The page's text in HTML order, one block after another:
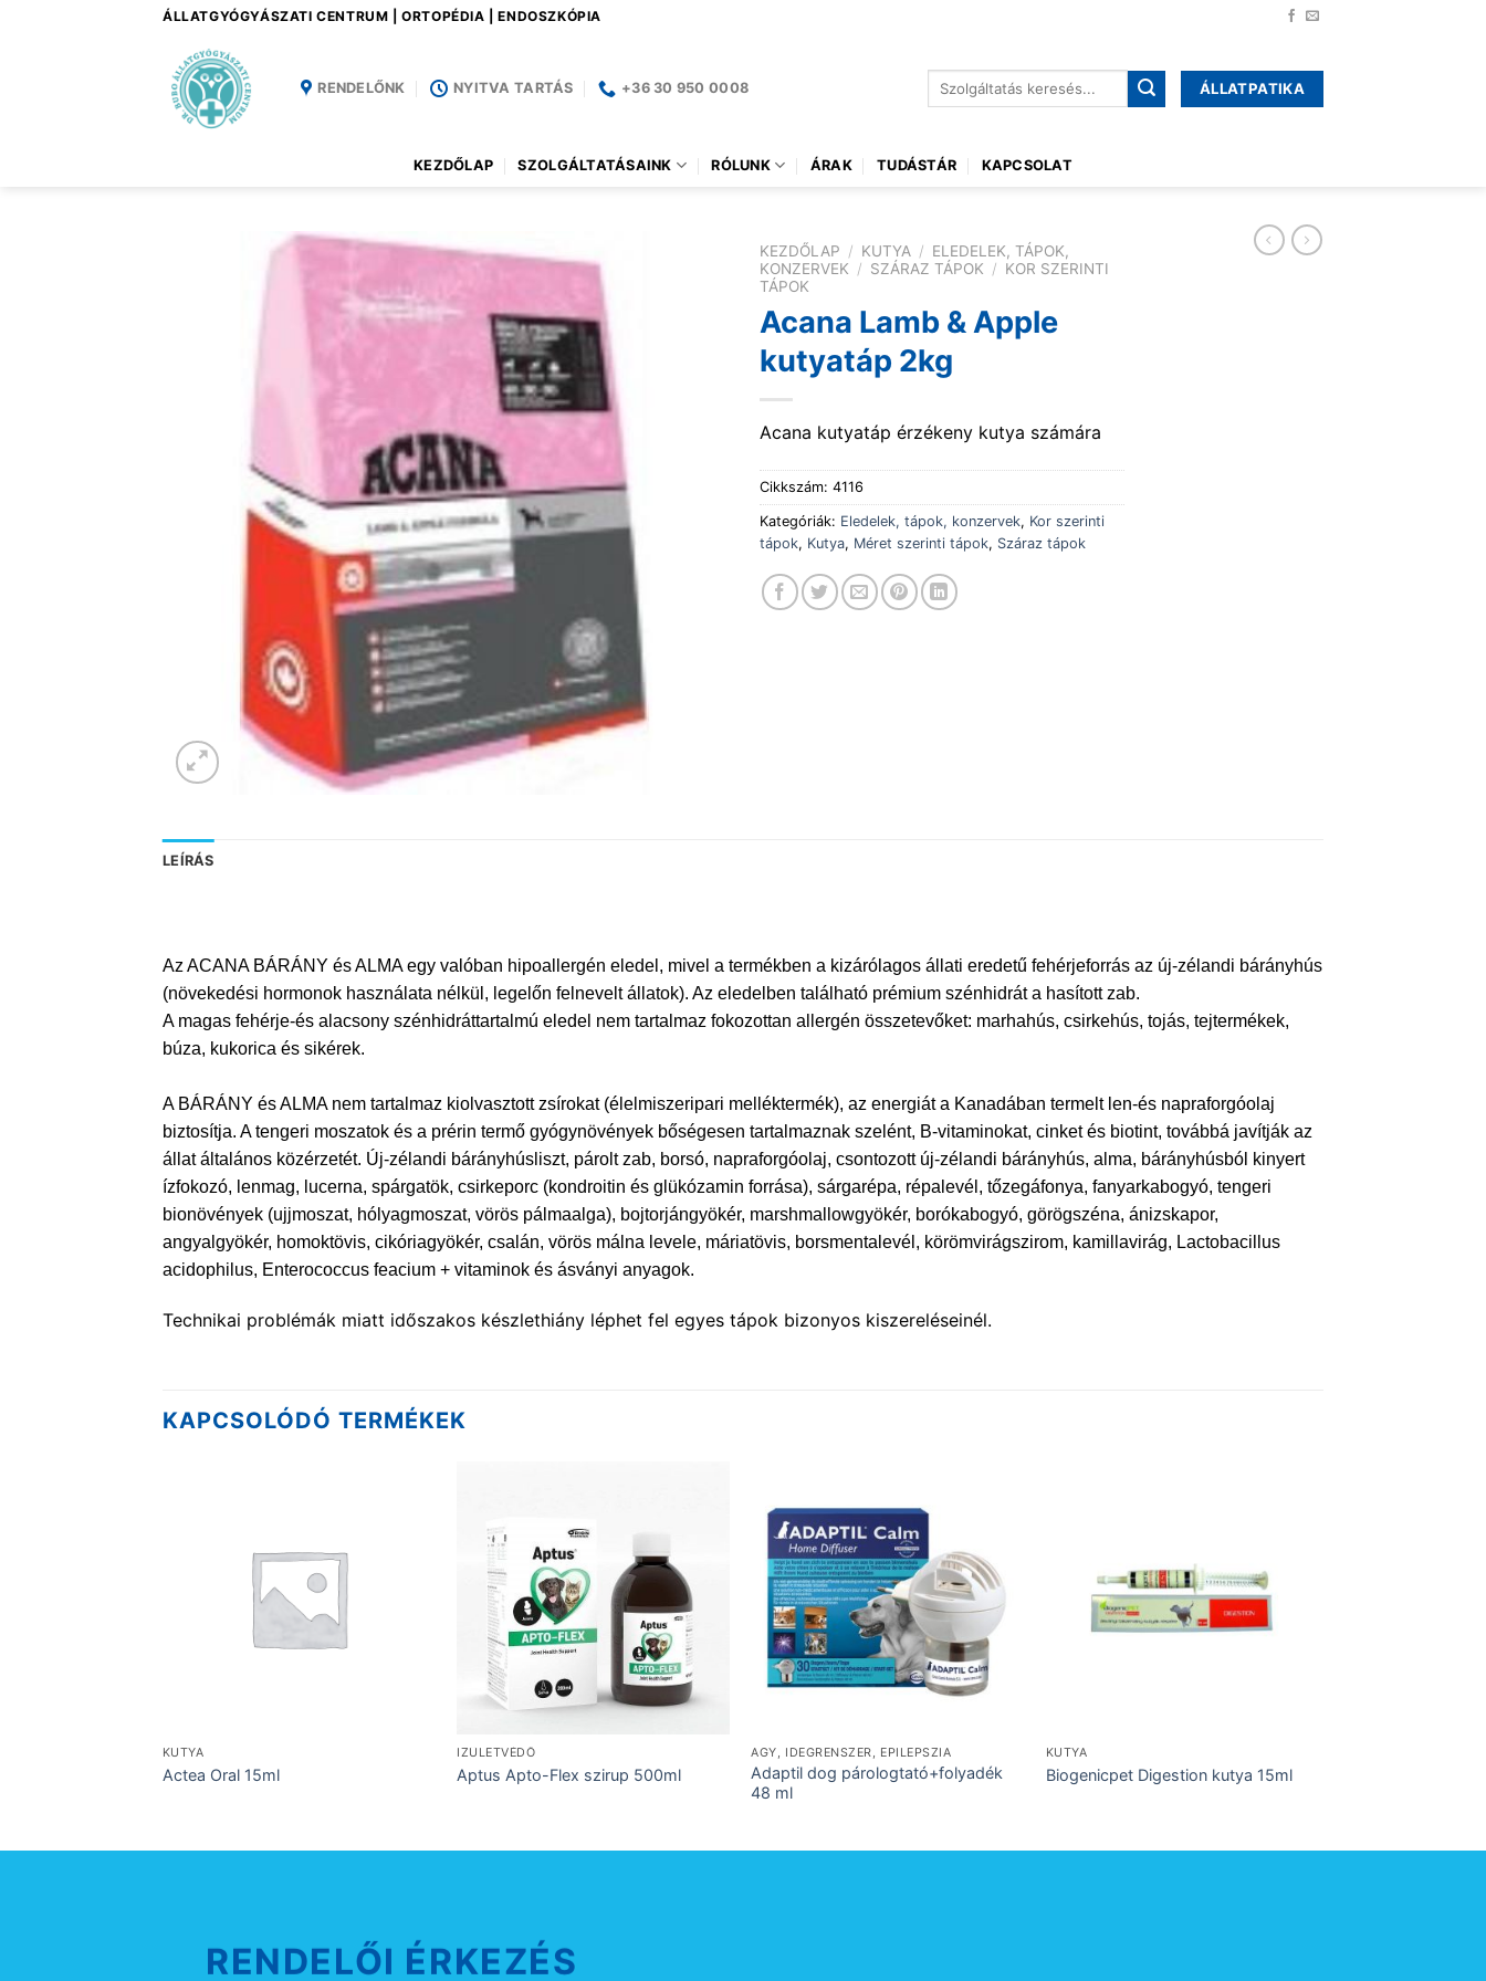
ÁLLATGYÓGYÁSZATI CENTRUM | ORTOPÉDIA | ENDOSZKÓPIA
RENDELŐNK NYITVA TARTÁS +36 30 950 0008
Keresés
ÁLLATPATIKA
KEZDŐLAP SZOLGÁLTATÁSAINK RÓLUNK ÁRAK TUDÁSTÁR KAPCSOLAT
KEZDŐLAP / KUTYA / ELEDELEK, TÁPOK,
KONZERVEK / SZÁRAZ TÁPOK / KOR SZERINTI
TÁPOK
Acana Lamb & Apple
kutyatáp 2kg
Acana kutyatáp érzékeny kutya számára
Cikkszám: 4116
Kategóriák: Eledelek, tápok, konzervek, Kor szerinti
tápok, Kutya, Méret szerinti tápok, Száraz tápok
LEÍRÁS
Az ACANA BÁRÁNY és ALMA egy valóban hipoallergén eledel, mivel a termékben a kizárólagos állati eredetű fehérjeforrás az új-zélandi bárányhús
(növekedési hormonok használata nélkül, legelőn felnevelt állatok). Az eledelben található prémium szénhidrát a hasított zab.
A magas fehérje-és alacsony szénhidráttartalmú eledel nem tartalmaz fokozottan allergén összetevőket: marhahús, csirkehús, tojás, tejtermékek,
búza, kukorica és sikérek.
A BÁRÁNY és ALMA nem tartalmaz kiolvasztott zsírokat (élelmiszeripari melléktermék), az energiát a Kanadában termelt len-és napraforgóolaj
biztosítja. A tengeri moszatok és a prérin termő gyógynövények bőségesen tartalmaznak szelént, B-vitaminokat, cinket és biotint, továbbá javítják az
állat általános közérzetét. Új-zélandi bárányhúsliszt, párolt zab, borsó, napraforgóolaj, csontozott új-zélandi bárányhús, alma, bárányhúsból kinyert
ízfokozó, lenmag, lucerna, spárgatök, csirkeporc (kondroitin és glükózamin forrása), sárgarépa, répalevél, tőzegáfonya, fanyarkabogyó, tengeri
bionövények (ujjmoszat, hólyagmoszat, vörös pálmaalga), bojtorjángyökér, marshmallowgyökér, borókabogyó, görögszéna, ánizskapor,
angyalgyökér, homoktövis, cikóriagyökér, csalán, vörös málna levele, máriatövis, borsmentalevél, körömvirágszirom, kamillavirág, Lactobacillus
acidophilus, Enterococcus feacium + vitaminok és ásványi anyagok.
Technikai problémák miatt időszakos készlethiány léphet fel egyes tápok bizonyos kiszereléseinél.
KAPCSOLÓDÓ TERMÉKEK
KUTYA
Actea Oral 15ml
IZÜLETVÉDŐ
Aptus Apto-Flex szirup 500ml
AGY, IDEGRENSZER, EPILEPSZIA
Adaptil dog párologtató+folyadék
48 ml
KUTYA
Biogenicpet Digestion kutya 15ml
RENDELŐI ÉRKEZÉS